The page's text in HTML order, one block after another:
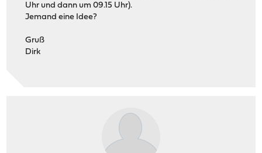
Uhr und dann um 09.15 Uhr).
Jemand eine Idee?
Gruß
Dirk